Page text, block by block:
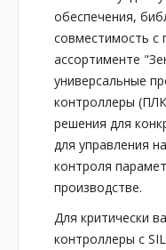
обеспечения,
совместимость
ассортименте
универсальные
контроллеры
решения для
для управления
контроля
производстве.
Для критически
контроллеры с